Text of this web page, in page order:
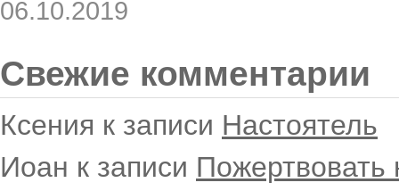
06.10.2019
Свежие комментарии
Ксения к записи Настоятель
Иоан к записи Пожертвовать